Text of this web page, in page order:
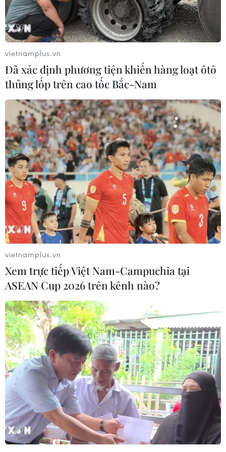
Một số khu vực tiếp tục nắng nóng trong
ngày đầu tiên nghỉ lễ
26/04/2019 23:14
Trong ngày đầu tiên của đợt nghỉ lễ. nắng nóng tiếp tục
xảy ra ở Tây Bắc Bắc Bộ, vùng núi Bắc và Trung Trung
Bộ và Nam Bộ với nhiệt độ cao nhất phổ biến 35-37 độ
C, có nơi trên 37 độ C.
Thị trường bán lẻ dịp lễ 30/4-1/5 ở
TP.HCM: Dự báo sức mua tăng 70%
vietnamplus.vn
Đã xác định phương tiện khiến hàng loạt ôtô
thủng lốp trên cao tốc Bắc-Nam
vietnamplus.vn
Xem trực tiếp Việt Nam-Campuchia tại
ASEAN Cup 2026 trên kênh nào?